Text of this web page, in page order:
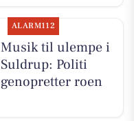
ALARM112
Musik til ulempe i
Suldrup: Politi
genopretter roen